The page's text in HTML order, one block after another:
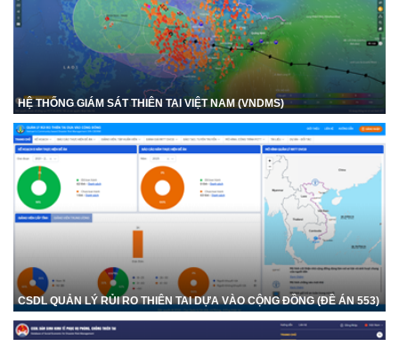
HỆ THỐNG GIÁM SÁT THIÊN TAI VIỆT NAM (VNDMS)
CSDL QUẢN LÝ RỦI RO THIÊN TAI DỰA VÀO CỘNG ĐỒNG (ĐỀ ÁN 553)